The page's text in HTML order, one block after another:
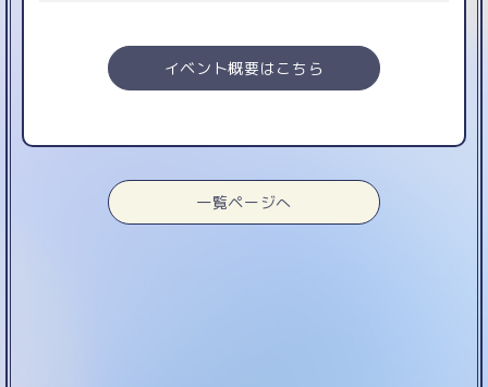
イベント概要はこちら
一覧ページへ